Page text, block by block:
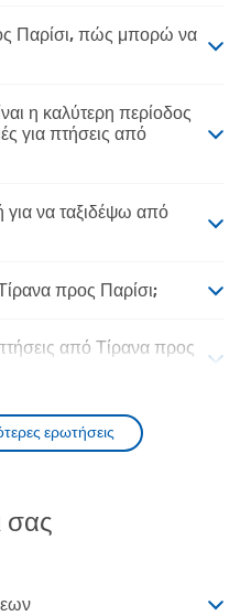
Παρίσι, πώς μπορώ να
η καλύτερη περίοδος
για πτήσεις από
για να ταξιδέψω από
προς Παρίσι;
από Τίρανα προς
ερωτήσεις
σας